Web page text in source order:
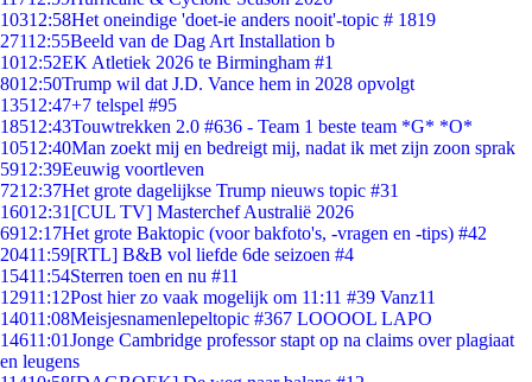
10312:58Het oneindige 'doet-ie anders nooit'-topic # 1819
27112:55Beeld van de Dag Art Installation b
1012:52EK Atletiek 2026 te Birmingham #1
8012:50Trump wil dat J.D. Vance hem in 2028 opvolgt
13512:47+7 telspel #95
18512:43Touwtrekken 2.0 #636 - Team 1 beste team *G* *O*
10512:40Man zoekt mij en bedreigt mij, nadat ik met zijn zoon sprak
5912:39Eeuwig voortleven
7212:37Het grote dagelijkse Trump nieuws topic #31
16012:31 [CUL TV] Masterchef Australië 2026
6912:17Het grote Baktopic (voor bakfoto's, -vragen en -tips) #42
20411:59[RTL] B&B vol liefde 6de seizoen #4
15411:54Sterren toen en nu #11
12911:12Post hier zo vaak mogelijk om 11:11 #39 Vanz11
14011:08Meisjesnamenlepeltopic #367 LOOOOL LAPO
14611:01Jonge Cambridge professor stapt op na claims over plagiaat
en leugens